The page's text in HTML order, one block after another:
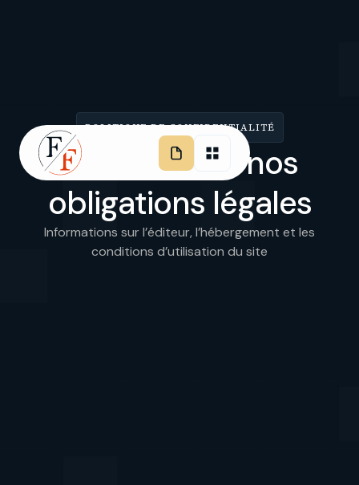
POLITIQUE DE CONFIDENTIALITÉ
Vos droits et nos
obligations légales
Informations sur l’éditeur, l’hébergement et les
conditions d’utilisation du site